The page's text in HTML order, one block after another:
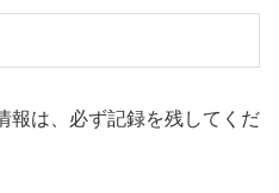
報は、必ず記録を残してくだ